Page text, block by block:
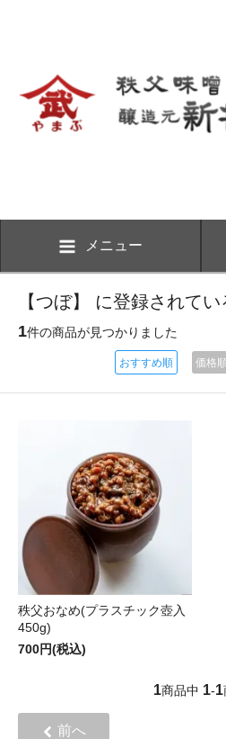
メニュー
【つぼ】 に登録されて
1件の商品が見つかりました
おすすめ順 価格順
秩父おなめ(プラスチック壺入
450g)
700円(税込)
1商品中 1-1
前へ